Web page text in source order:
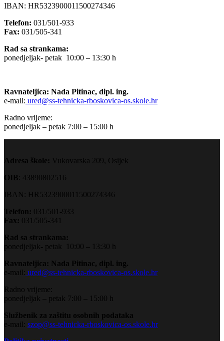
IBAN: HR5323900011500274346
Telefon: 031/501-933
Fax: 031/505-341
Rad sa strankama:
ponedjeljak- petak 10:00 – 13:30 h
Ravnateljica: Nada Pitinac, dipl. ing.
e-mail: ured@ss-tehnicka-rboskovica-os.skole.hr
Radno vrijeme:
ponedjeljak – petak 7:00 – 15:00 h
Adresa škole: Vukovarska 209, Osijek
OIB: 43890802516
IBAN: HR5323900011500274346
Telefon: 031/501-933
Fax: 031/505-341
Rad sa strankama:
ponedjeljak- petak 10:00 – 13:30 h
Ravnateljica: Nada Pitinac, dipl. ing.
e-mail: ured@ss-tehnicka-rboskovica-os.skole.hr
Radno vrijeme:
ponedjeljak – petak 7:00 – 15:00 h
Službenik za zaštitu osobnih podataka
e-mail: szop@ss-tehnicka-rboskovica-os.skole.hr